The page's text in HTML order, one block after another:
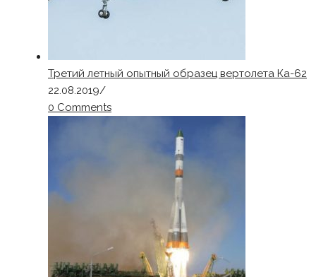
Третий летный опытный образец вертолета Ка-62
22.08.2019/
0 Comments